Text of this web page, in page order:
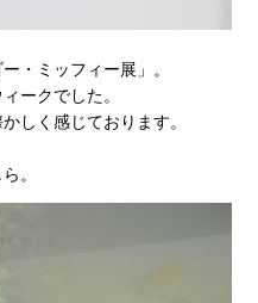
・ミッフィー展」。
ークでした。
しく感じております。
。